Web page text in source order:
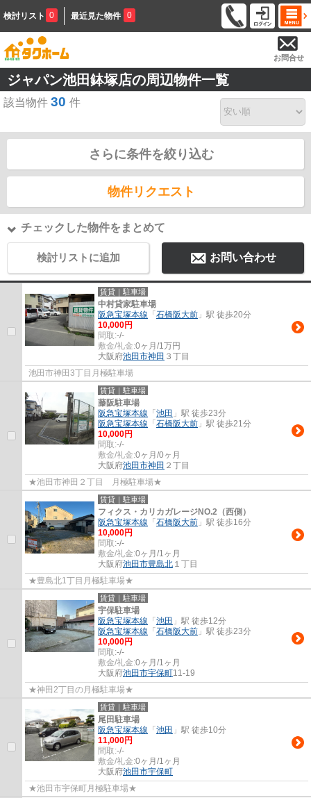
検討リスト 0 最近見た物件 0
お問合せ
ジャパン池田鉢塚店の周辺物件一覧
該当物件 30 件
さらに条件を絞り込む
物件リクエスト
チェックした物件をまとめて
検討リストに追加 お問い合わせ
賃貸｜駐車場
中村貸家駐車場
阪急宝塚本線 「 石橋阪大前 」駅 徒歩20分
10,000円
間取:-/-
敷金/礼金:0ヶ月/1万円
大阪府池田市神田 ３丁目
池田市神田3丁目月極駐車場
賃貸｜駐車場
藤阪駐車場
阪急宝塚本線 「 池田 」駅 徒歩23分
阪急宝塚本線 「 石橋阪大前 」駅 徒歩21分
10,000円
間取:-/-
敷金/礼金:0ヶ月/0ヶ月
大阪府池田市神田 ２丁目
★池田市神田２丁目 月極駐車場★
賃貸｜駐車場
フィクス・カリカガレージNO.2（西側）
阪急宝塚本線 「 石橋阪大前 」駅 徒歩16分
10,000円
間取:-/-
敷金/礼金:0ヶ月/1ヶ月
大阪府池田市豊島北 １丁目
★豊島北1丁目月極駐車場★
賃貸｜駐車場
宇保駐車場
阪急宝塚本線 「 池田 」駅 徒歩12分
阪急宝塚本線 「 石橋阪大前 」駅 徒歩23分
10,000円
間取:-/-
敷金/礼金:0ヶ月/1ヶ月
大阪府池田市宇保町11-19
★神田2丁目の月極駐車場★
賃貸｜駐車場
尾田駐車場
阪急宝塚本線 「 池田 」駅 徒歩10分
11,000円
間取:-/-
敷金/礼金:0ヶ月/1ヶ月
大阪府池田市宇保町
★池田市宇保町月極駐車場★